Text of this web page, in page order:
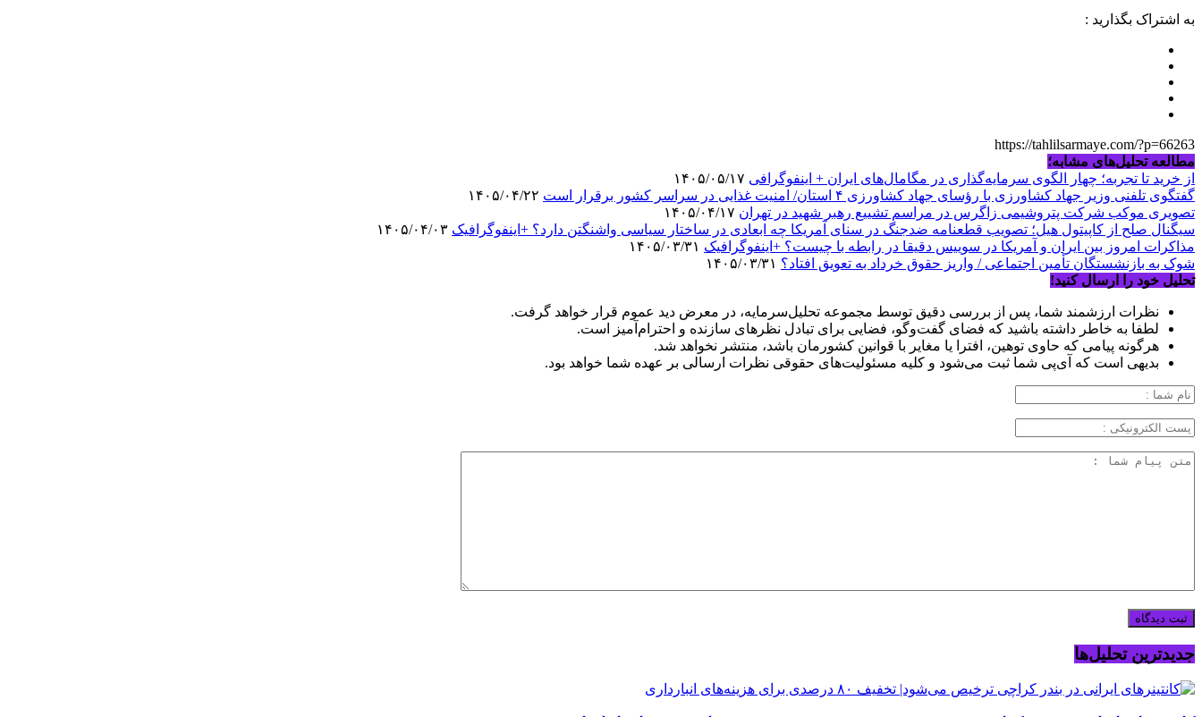
به اشتراک بگذارید :
https://tahlilsarmaye.com/?p=66263
مطالعه تحلیل‌های مشابه؛
از خرید تا تجربه؛ چهار الگوی سرمایه‌گذاری در مگامال‌های ایران + اینفوگرافی
گفتگوی تلفنی وزیر جهاد کشاورزی با رؤسای جهاد کشاورزی ۴ استان/ امنیت غذایی در سراسر کشور برقرار است
تصویری موکب شرکت پتروشیمی زاگرس در مراسم تشییع رهبر شهید در تهران
سیگنال صلح از کاپیتول هیل؛ تصویب قطعنامه ضدجنگ در سنای آمریکا چه ابعادی در ساختار سیاسی واشنگتن دارد؟ +اینفوگرافیک
مذاکرات امروز بین ایران و آمریکا در سوییس دقیقا در رابطه با چیست؟ +اینفوگرافیک
شوک به بازنشستگان تأمین اجتماعی / واریز حقوق خرداد به تعویق افتاد؟
تحلیل خود را ارسال کنید!
نظرات ارزشمند شما، پس از بررسی دقیق توسط مجموعه تحلیل‌سرمایه، در معرض دید عموم قرار خواهد گرفت.
لطفا به خاطر داشته باشید که فضای گفت‌وگو، فضایی برای تبادل نظرهای سازنده و احترام‌آمیز است.
هرگونه پیامی که حاوی توهین، افترا یا مغایر با قوانین کشورمان باشد، منتشر نخواهد شد.
بدیهی است که آی‌پی شما ثبت می‌شود و کلیه مسئولیت‌های حقوقی نظرات ارسالی بر عهده شما خواهد بود.
جدیدترین تحلیل‌ها